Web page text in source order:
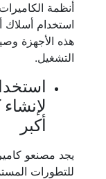
أنظمة
استخدام
هذه الأجهزة
التشغيل.
أكبر
يجد مصنعو
للتطورات